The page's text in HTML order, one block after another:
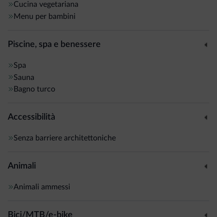
Cucina vegetariana
Menu per bambini
Piscine, spa e benessere
Spa
Sauna
Bagno turco
Accessibilità
Senza barriere architettoniche
Animali
Animali ammessi
Bici/MTB/e-bike